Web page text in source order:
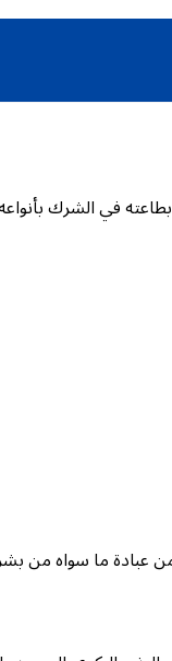
في الشرك
عبادة ما سواه من